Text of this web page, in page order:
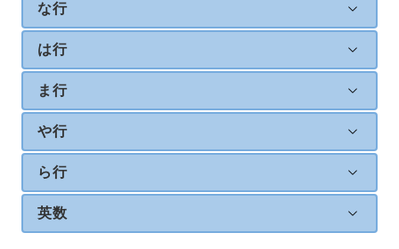
な行
は行
ま行
や行
ら行
英数